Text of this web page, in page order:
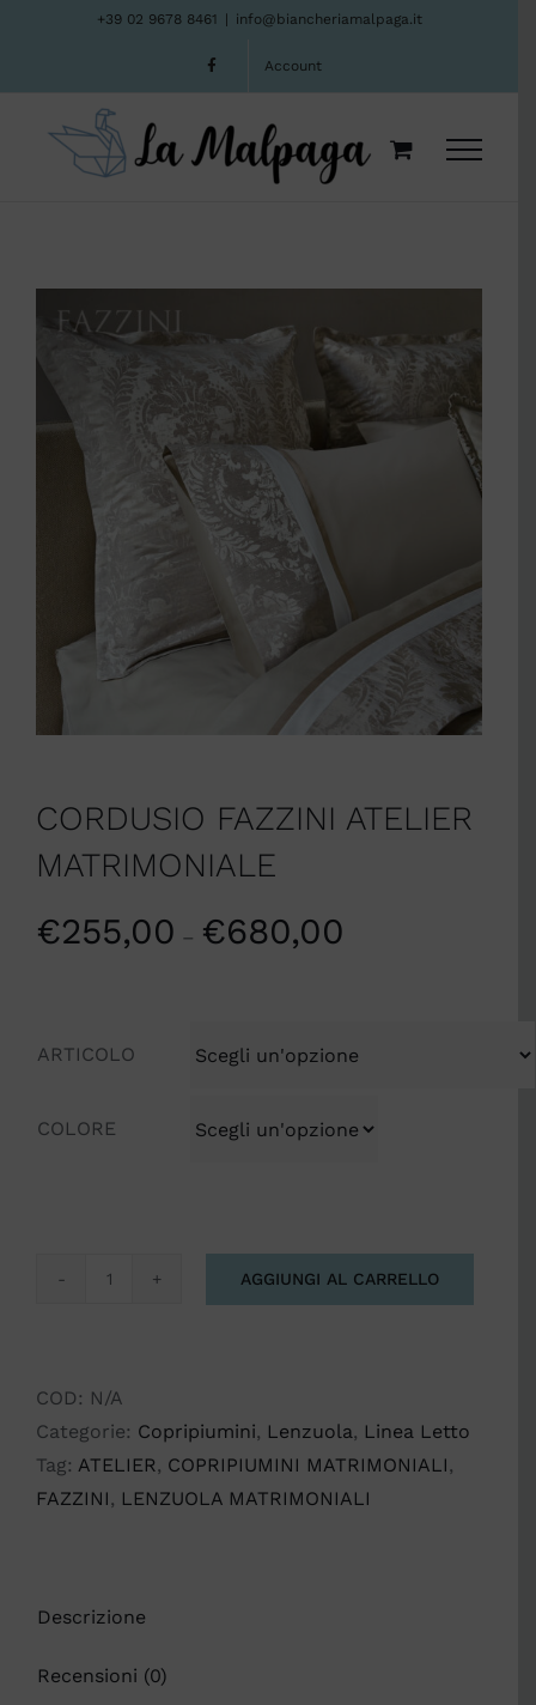
+39 02 9678 8461 info@biancheriamalpaga.it
Account
CORDUSIO FAZZINI ATELIER
MATRIMONIALE
€255,00 – €680,00
ARTICOLO
COLORE
MATRIMONIALE
quantità
AGGIUNGI AL CARRELLO
COD: N/A
Categorie: Copripiumini, Lenzuola, Linea Letto
Tag: ATELIER, COPRIPIUMINI MATRIMONIALI,
FAZZINI, LENZUOLA MATRIMONIALI
Descrizione
Recensioni (0)